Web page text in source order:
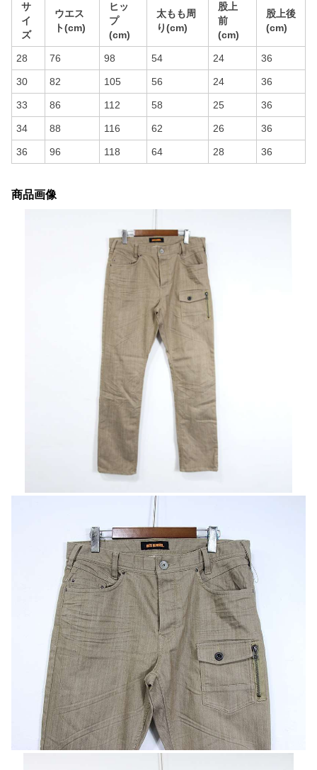
サ
イ
ズ
ウエス
ト(cm)
ヒッ
プ
(cm)
太もも周
り(cm)
股上
前
(cm)
股上後
(cm)
28 76 98 54 24 36
30 82 105 56 24 36
33 86 112 58 25 36
34 88 116 62 26 36
36 96 118 64 28 36
商品画像